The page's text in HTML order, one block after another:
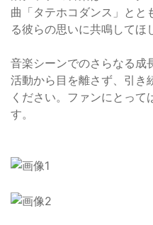
曲「タテホコダンス」とと
る彼らの思いに共鳴してほ
音楽シーンでのさらなる成
活動から目を離さず、引き
ください。ファンにとっ
す。